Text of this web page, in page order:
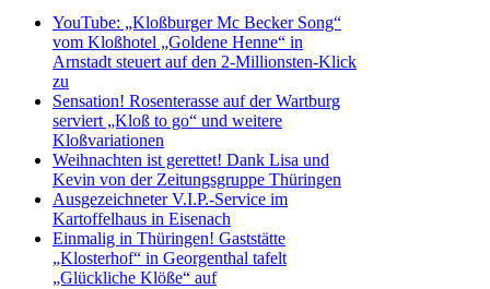
YouTube: „Kloßburger Mc Becker Song“
vom Kloßhotel „Goldene Henne“ in
Arnstadt steuert auf den 2-Millionsten-Klick
zu
Sensation! Rosenterasse auf der Wartburg
serviert „Kloß to go“ und weitere
Kloßvariationen
Weihnachten ist gerettet! Dank Lisa und
Kevin von der Zeitungsgruppe Thüringen
Ausgezeichneter V.I.P.-Service im
Kartoffelhaus in Eisenach
Einmalig in Thüringen! Gaststätte
„Klosterhof“ in Georgenthal tafelt
„Glückliche Klöße“ auf